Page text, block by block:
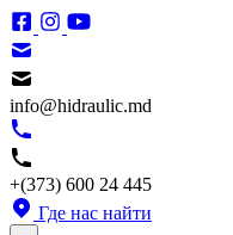
info@hidraulic.md
+(373) 600 24 445
Где нас найти